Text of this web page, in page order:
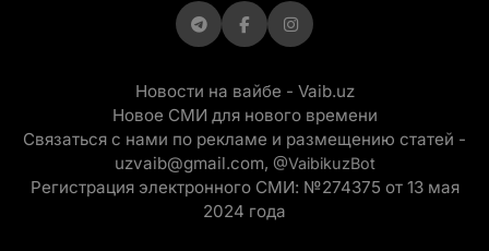
Новости на вайбе - Vaib.uz
Новое СМИ для нового времени
Связаться с нами по рекламе и размещению статей -
uzvaib@gmail.com, @VaibikuzBot
Регистрация электронного СМИ: №274375 от 13 мая
2024 года